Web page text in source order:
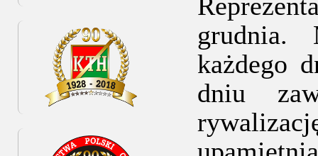
grudnia.
każdego
dniu